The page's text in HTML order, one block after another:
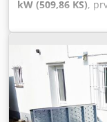
kW (509,86 KS),
osovine, vrsta
, ukupna širina:
Godina
program
sustav
,